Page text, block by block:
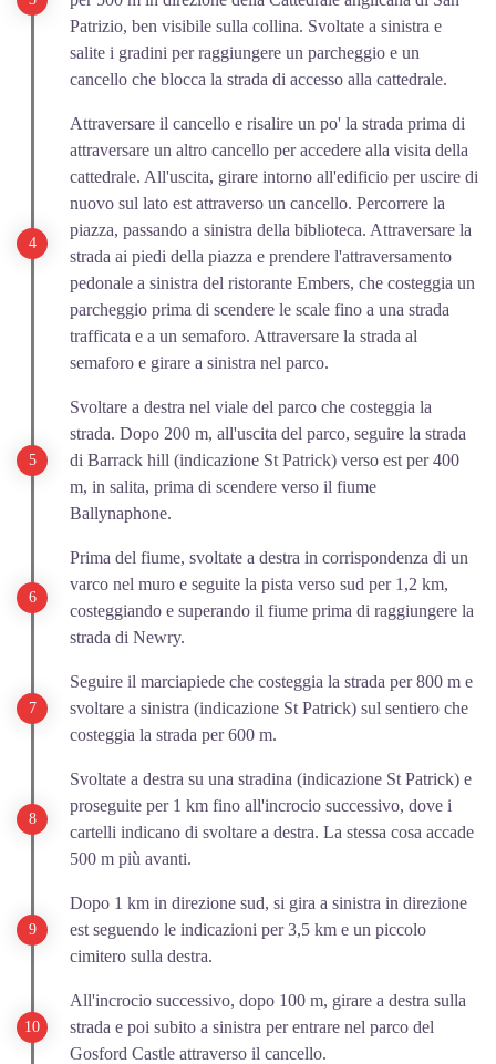
Patrizio, ben visibile sulla collina. Svoltate a sinistra e
salite i gradini per raggiungere un parcheggio e un
cancello che blocca la strada di accesso alla cattedrale.
Attraversare il cancello e risalire un po' la strada prima di
attraversare un altro cancello per accedere alla visita della
cattedrale. All'uscita, girare intorno all'edificio per uscire di
nuovo sul lato est attraverso un cancello. Percorrere la
piazza, passando a sinistra della biblioteca. Attraversare la
strada ai piedi della piazza e prendere l'attraversamento
pedonale a sinistra del ristorante Embers, che costeggia un
parcheggio prima di scendere le scale fino a una strada
trafficata e a un semaforo. Attraversare la strada al
semaforo e girare a sinistra nel parco.
Svoltare a destra nel viale del parco che costeggia la
strada. Dopo 200 m, all'uscita del parco, seguire la strada
di Barrack hill (indicazione St Patrick) verso est per 400
m, in salita, prima di scendere verso il fiume
Ballynaphone.
Prima del fiume, svoltate a destra in corrispondenza di un
varco nel muro e seguite la pista verso sud per 1,2 km,
costeggiando e superando il fiume prima di raggiungere la
strada di Newry.
Seguire il marciapiede che costeggia la strada per 800 m e
svoltare a sinistra (indicazione St Patrick) sul sentiero che
costeggia la strada per 600 m.
Svoltate a destra su una stradina (indicazione St Patrick) e
proseguite per 1 km fino all'incrocio successivo, dove i
cartelli indicano di svoltare a destra. La stessa cosa accade
500 m più avanti.
Dopo 1 km in direzione sud, si gira a sinistra in direzione
est seguendo le indicazioni per 3,5 km e un piccolo
cimitero sulla destra.
All'incrocio successivo, dopo 100 m, girare a destra sulla
strada e poi subito a sinistra per entrare nel parco del
Gosford Castle attraverso il cancello.